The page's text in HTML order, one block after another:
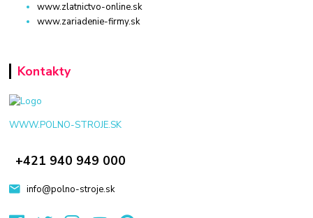
www.zlatnictvo-online.sk
www.zariadenie-firmy.sk
Kontakty
WWW.POLNO-STROJE.SK
+421 940 949 000
info@polno-stroje.sk